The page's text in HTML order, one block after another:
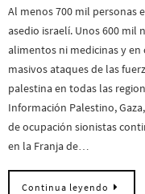
Al menos 700 mil personas
asedio israelí. Unos 600 mil
alimentos ni medicinas y
masivos ataques de las
palestina en todas las
Información Palestino,
de ocupación sionistas
en la Franja de…
Continua leyendo